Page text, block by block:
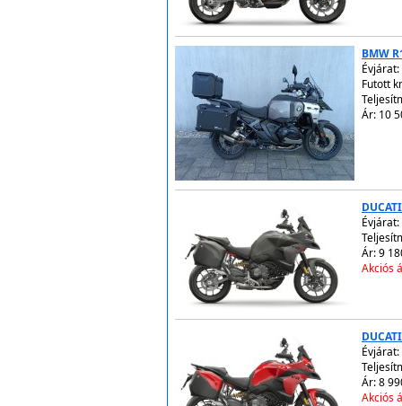
BMW
Évjárat:
Futott
Ár: 10
Évjárat:
Ár: 9
Akciós
Évjárat:
Ár: 8
Akciós